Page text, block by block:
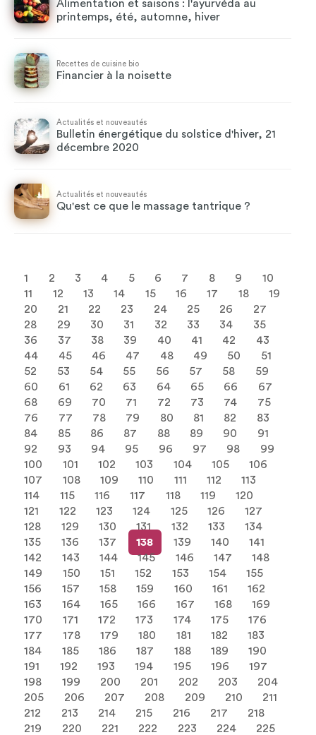
Alimentation et saisons : l'ayurvéda au
printemps, été, automne, hiver
Recettes de cuisine bio
Financier à la noisette
Actualités et nouveautés
Bulletin énergétique du solstice d'hiver, 21
décembre 2020
Actualités et nouveautés
Qu'est ce que le massage tantrique ?
1 2 3 4 5 6 7 8 9
10
11
12 13 14 15 16 17 18
19
20
21 22 23 24 25 26
27
28
29 30 31 32 33 34
35
36
37 38 39 40 41 42
43
44
45 46 47 48 49 50
51
52
53 54 55 56 57 58
59
60
61 62 63 64 65 66
67
68
69 70 71 72 73 74
75
76
77 78 79 80 81 82
83
84
85 86 87 88 89 90
91
92
93 94 95 96 97 98
99
100
101 102 103 104 105
106
107
108 109 110 111 112
113
114
115 116 117 118 119
120
121
122 123 124 125 126
127
128
129 130 131 132 133
134
135
136 137 138 139 140
141
142
143 144 145 146 147
148
149
150 151 152 153 154
155
156
157 158 159 160 161
162
163
164 165 166 167 168
169
170
171 172 173 174 175
176
177
178 179 180 181 182
183
184
185 186 187 188 189
190
191
192 193 194 195 196
197
198
199 200 201 202 203
204
205
206 207 208 209 210
211
212
213 214 215 216 217
218
219
220 221 222 223 224
225